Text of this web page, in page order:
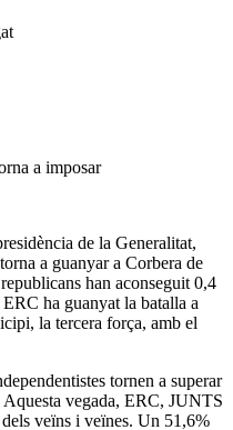
a imposar
de la Generalitat,
a guanyar a Corbera de
han aconseguit 0,4
ha guanyat la batalla a
la tercera força, amb el
tornen a superar
vegada, ERC, JUNTS
veïns i veïnes. Un 51,6%